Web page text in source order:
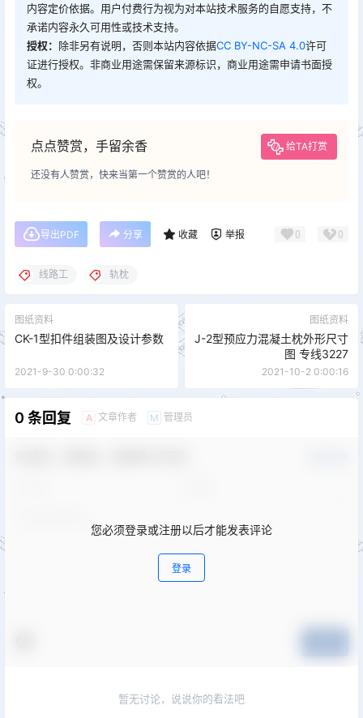
内容定价依据。用户付费行为视为对本站技术服务的自愿支持，不
承诺内容永久可用性或技术支持。
授权： 除非另有说明，否则本站内容依据CC BY-NC-SA 4.0许可
证进行授权。非商业用途需保留来源标识，商业用途需申请书面授
权。
点点赞赏，手留余香 给TA打赏
还没有人赞赏，快来当第一个赞赏的人吧！
导出PDF 分享 收藏 举报 0 0
线路工 轨枕
图纸资料
CK-1型扣件组装图及设计参数
2021-9-30 0:00:32
图纸资料
J-2型预应力混凝土枕外形尺寸
图 专线3227
2021-10-2 0:00:16
0 条回复 A 文章作者 M 管理员
您必须登录或注册以后才能发表评论
登录
暂无讨论，说说你的看法吧